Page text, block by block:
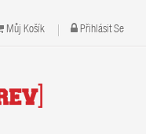
Můj Košík Přihlásit Se